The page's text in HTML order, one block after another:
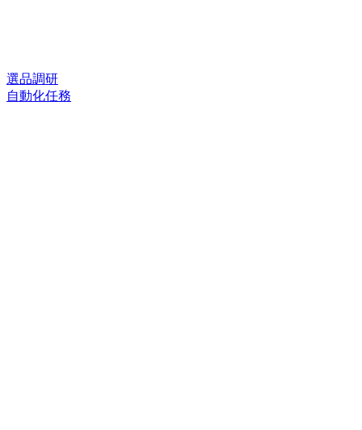
選品調研
自動化任務